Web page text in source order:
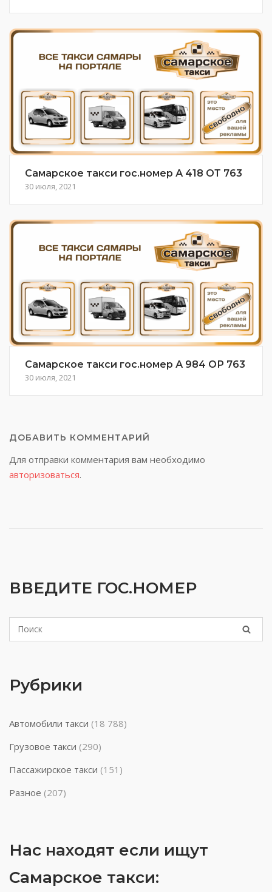
Самарское такси гос.номер А 418 ОТ 763
30 июля, 2021
Самарское такси гос.номер А 984 ОР 763
30 июля, 2021
ДОБАВИТЬ КОММЕНТАРИЙ
Для отправки комментария вам необходимо
авторизоваться.
ВВЕДИТЕ ГОС.НОМЕР
Рубрики
Автомобили такси (18 788)
Грузовое такси (290)
Пассажирское такси (151)
Разное (207)
Нас находят если ищут
Самарское такси: